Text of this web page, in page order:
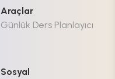
Araçlar
Günlük Ders Planlayıcı
Sosyal